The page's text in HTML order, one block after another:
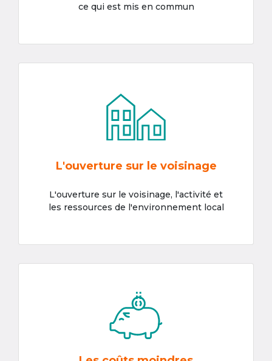
ce qui est mis en commun
L'ouverture sur le voisinage
L'ouverture sur le voisinage, l'activité et
les ressources de l'environnement local